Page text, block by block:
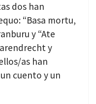
dos han
“Basa mortu,
y “Ate
y
as han
cuento y un